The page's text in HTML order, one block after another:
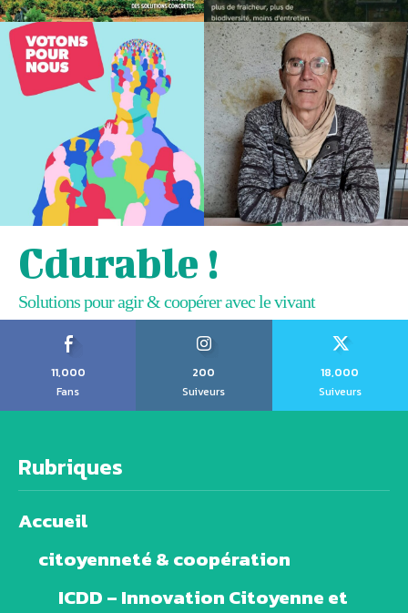
Cdurable !
Solutions pour agir & coopérer avec le vivant
11,000
Fans
200
Suiveurs
18,000
Suiveurs
Rubriques
Accueil
citoyenneté & coopération
ICDD – Innovation Citoyenne et